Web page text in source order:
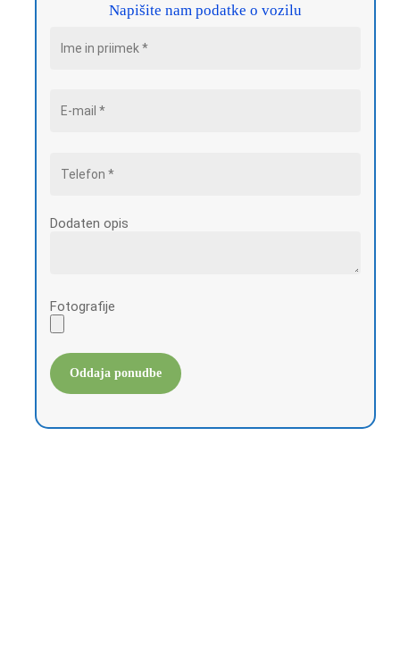
Napišite nam podatke o vozilu
Dodaten opis
Fotografije